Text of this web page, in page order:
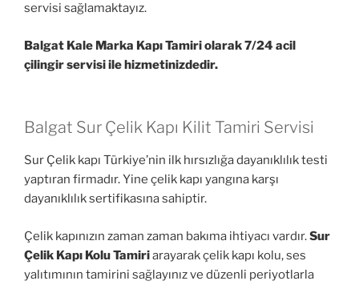
servisi sağlamaktayız.
Balgat Kale Marka Kapı Tamiri olarak 7/24 acil
çilingir servisi ile hizmetinizdedir.
Balgat Sur Çelik Kapı Kilit Tamiri Servisi
Sur Çelik kapı Türkiye’nin ilk hırsızlığa dayanıklılık testi
yaptıran firmadır. Yine çelik kapı yangına karşı
dayanıklılık sertifikasına sahiptir.
Çelik kapınızın zaman zaman bakıma ihtiyacı vardır.Sur
Çelik Kapı Kolu Tamiriarayarak çelik kapı kolu, ses
yalıtımının tamirini sağlayınız ve düzenli periyotlarla